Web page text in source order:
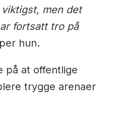
men det
fortsatt tro på
hun.
på at offentlige
trygge arenaer